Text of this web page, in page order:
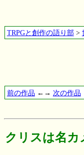
TRPGと創作の語り部>
前の作品 ←→ 次の作品
クリスは名カ